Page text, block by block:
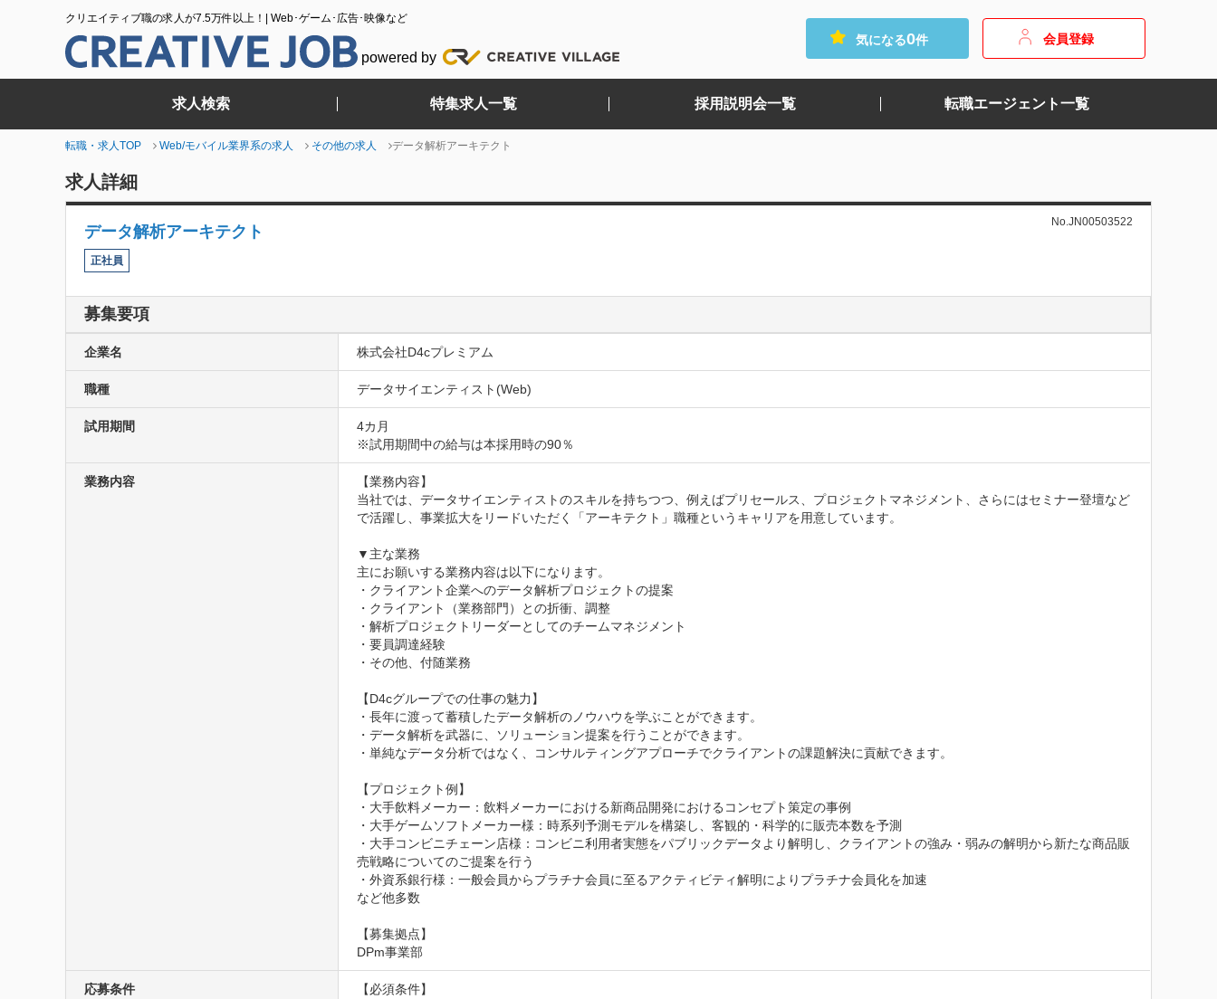
クリエイティブ職の求人が7.5万件以上！| Web･ゲーム･広告･映像など
powered by
気になる0件 会員登録
求人検索 特集求人一覧 採用説明会一覧 転職エージェント一覧
転職・求人TOP Web/モバイル業界系の求人 その他の求人 データ解析アーキテクト
求人詳細
データ解析アーキテクト
No.JN00503522
正社員
募集要項
企業名 株式会社D4cプレミアム
職種 データサイエンティスト(Web)
試用期間
4カ月
※試用期間中の給与は本採用時の90％
業務内容
【業務内容】
当社では、データサイエンティストのスキルを持ちつつ、例えばプリセールス、プロジェクトマネジメント、さらにはセミナー登壇など
で活躍し、事業拡大をリードいただく「アーキテクト」職種というキャリアを用意しています。
▼主な業務
主にお願いする業務内容は以下になります。
・クライアント企業へのデータ解析プロジェクトの提案
・クライアント（業務部門）との折衝、調整
・解析プロジェクトリーダーとしてのチームマネジメント
・要員調達経験
・その他、付随業務
【D4cグループでの仕事の魅力】
・長年に渡って蓄積したデータ解析のノウハウを学ぶことができます。
・データ解析を武器に、ソリューション提案を行うことができます。
・単純なデータ分析ではなく、コンサルティングアプローチでクライアントの課題解決に貢献できます。
【プロジェクト例】
・大手飲料メーカー：飲料メーカーにおける新商品開発におけるコンセプト策定の事例
・大手ゲームソフトメーカー様：時系列予測モデルを構築し、客観的・科学的に販売本数を予測
・大手コンビニチェーン店様：コンビニ利用者実態をパブリックデータより解明し、クライアントの強み・弱みの解明から新たな商品販
売戦略についてのご提案を行う
・外資系銀行様：一般会員からプラチナ会員に至るアクティビティ解明によりプラチナ会員化を加速
など他多数
【募集拠点】
DPm事業部
応募条件
【必須条件】